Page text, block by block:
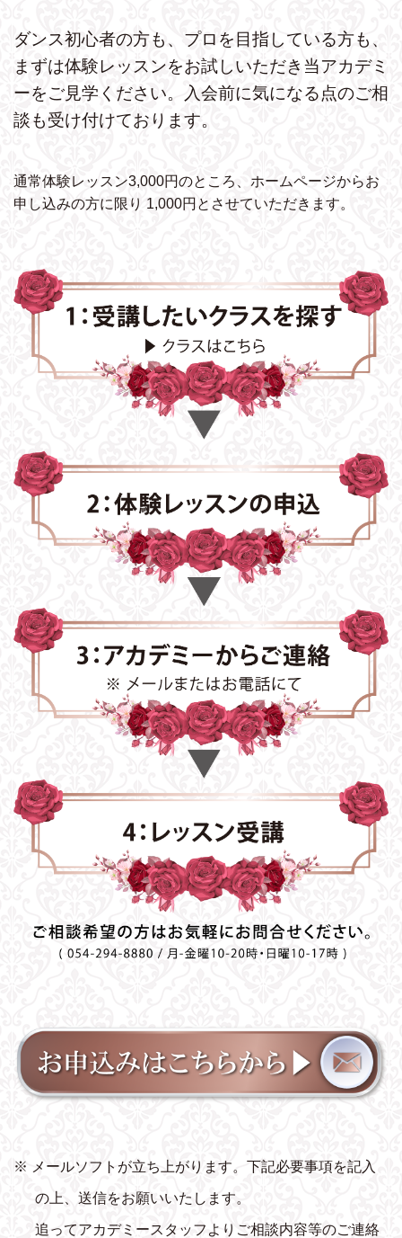
ダンス初心者の方も、プロを目指している方も、
まずは体験レッスンをお試しいただき 当アカデミ
ーをご見学ください。
入会前に気になる点のご相
談も受け付けております。
通常体験レッスン3,000円のところ、ホームページからお
申し込みの方に限り 1,000円とさせていただきます。
※ メールソフトが立ち上がります。下記必要事項を記入
の上、送信をお願いいたします。
追ってアカデミースタッフよりご相談内容等のご連絡